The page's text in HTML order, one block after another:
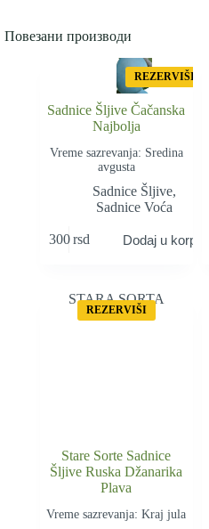
Повезани производи
REZERVIŠI
Sadnice Šljive Čačanska
Najbolja
Vreme sazrevanja: Sredina
avgusta
Sadnice Šljive,
Sadnice Voća
300rsd Dodaj u korpu
REZERVIŠI
STARA SORTA
Stare Sorte Sadnice
Šljive Ruska Džanarika
Plava
Vreme sazrevanja: Kraj jula